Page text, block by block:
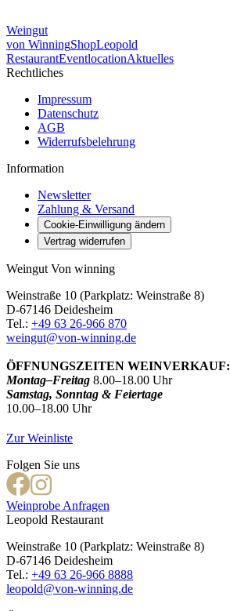
Weingut
von WinningShopLeopold
RestaurantEventlocationAktuelles
Rechtliches
Impressum
Datenschutz
AGB
Widerrufsbelehrung
Information
Newsletter
Zahlung & Versand
Cookie-Einwilligung ändern
Vertrag widerrufen
Weingut Von winning
Weinstraße 10 (Parkplatz: Weinstraße 8)
D-67146 Deidesheim
Tel.: +49 63 26-966 870
weingut@von-winning.de
ÖFFNUNGSZEITEN WEINVERKAUF:
Montag–Freitag 8.00–18.00 Uhr
Samstag, Sonntag & Feiertage
10.00–18.00 Uhr
Zur Weinliste
Folgen Sie uns
Weinprobe Anfragen
Leopold Restaurant
Weinstraße 10 (Parkplatz: Weinstraße 8)
D-67146 Deidesheim
Tel.: +49 63 26-966 8888
leopold@von-winning.de